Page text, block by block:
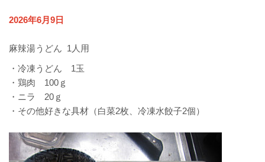
2026年6月9日
麻辣湯うどん 1人用
・冷凍うどん 1玉
・鶏肉 100ｇ
・ニラ 20ｇ
・その他好きな具材（白菜2枚、冷凍水餃子2個）